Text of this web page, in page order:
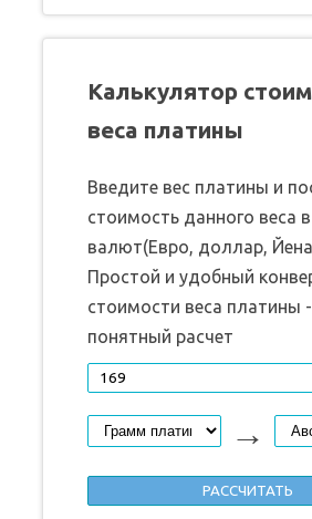
Калькулятор
веса платины
Введите вес платины и
стоимость данного веса
валют(Евро, доллар,
Простой и удобный
стоимости веса платины
понятный расчет
→